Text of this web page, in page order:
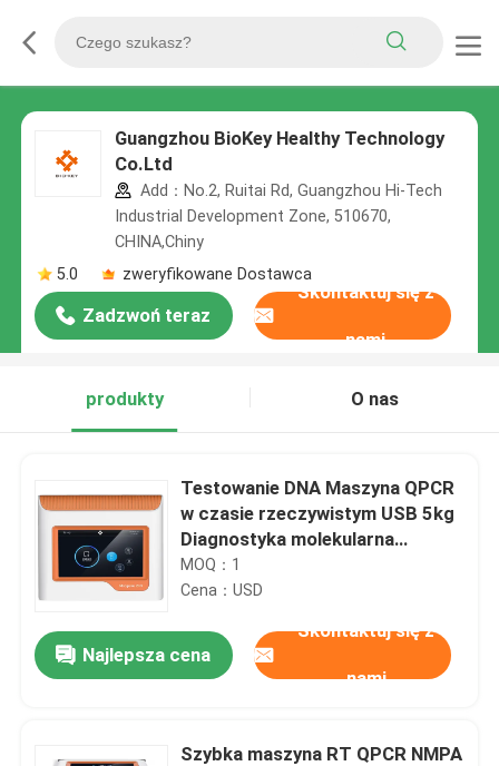
Guangzhou BioKey Healthy Technology
Co.Ltd
Add：No.2, Ruitai Rd, Guangzhou Hi-Tech
Industrial Development Zone, 510670,
CHINA,Chiny
5.0
zweryfikowane Dostawca
Zadzwoń teraz
Skontaktuj się z
nami
produkty O nas
Testowanie DNA Maszyna QPCR
w czasie rzeczywistym USB 5kg
Diagnostyka molekularna
Maszyna Pcr
MOQ：1
Cena：USD
Najlepsza cena
Skontaktuj się z
nami
Szybka maszyna RT QPCR NMPA